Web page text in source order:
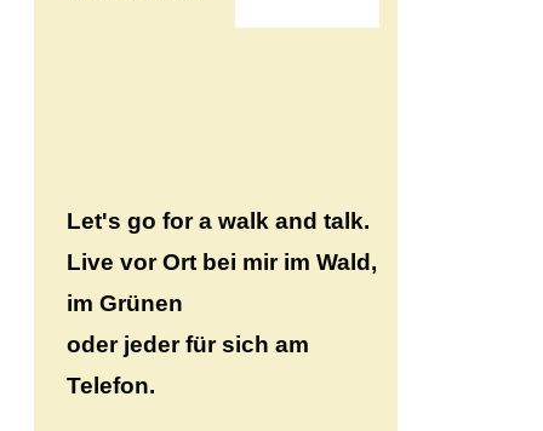
Let's go for a walk and talk.
Live vor Ort bei mir im Wald,
im Grünen
oder jeder für sich am
Telefon.